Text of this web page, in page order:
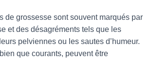
de grossesse sont souvent marqués par
et des désagréments tels que les
pelviennes ou les sautes d’humeur.
que courants, peuvent être